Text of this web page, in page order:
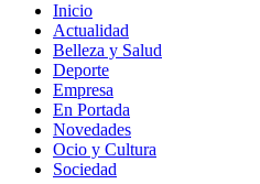
Inicio
Actualidad
Belleza y Salud
Deporte
Empresa
En Portada
Novedades
Ocio y Cultura
Sociedad